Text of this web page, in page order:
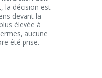
la décision est
devant la
élevée à
aucune
été prise.